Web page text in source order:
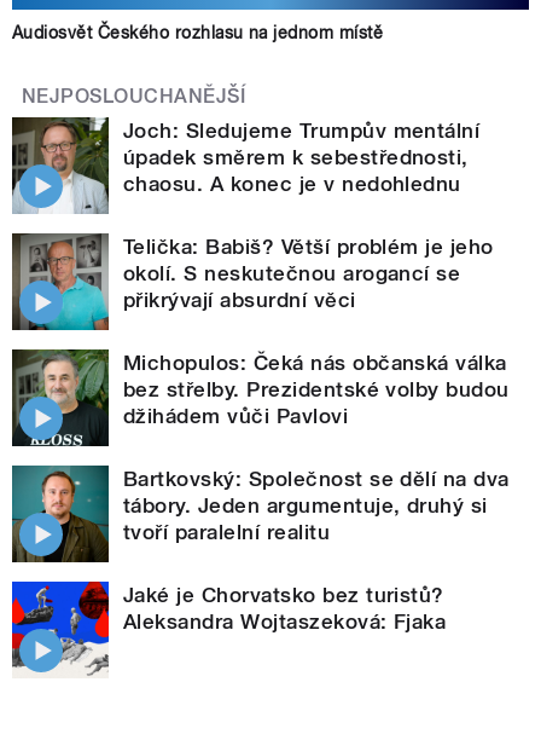
Audiosvět Českého rozhlasu na jednom místě
NEJPOSLOUCHANĚJŠÍ
Joch: Sledujeme Trumpův mentální
úpadek směrem k sebestřednosti,
chaosu. A konec je v nedohlednu
Telička: Babiš? Větší problém je jeho
okolí. S neskutečnou arogancí se
přikrývají absurdní věci
Michopulos: Čeká nás občanská válka
bez střelby. Prezidentské volby budou
džihádem vůči Pavlovi
Bartkovský: Společnost se dělí na dva
tábory. Jeden argumentuje, druhý si
tvoří paralelní realitu
Jaké je Chorvatsko bez turistů?
Aleksandra Wojtaszeková: Fjaka